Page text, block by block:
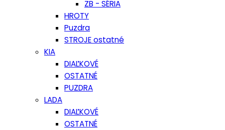
ZB - SÉRIA
HROTY
Puzdra
STROJE ostatné
KIA
DIAĽKOVÉ
OSTATNÉ
PUZDRA
LADA
DIAĽKOVÉ
OSTATNÉ